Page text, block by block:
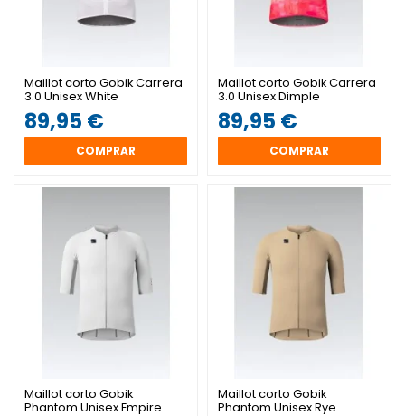
Maillot corto Gobik Carrera
3.0 Unisex White
89,95 €
COMPRAR
Maillot corto Gobik Carrera
3.0 Unisex Dimple
89,95 €
COMPRAR
Maillot corto Gobik
Phantom Unisex Empire
Maillot corto Gobik
Phantom Unisex Rye